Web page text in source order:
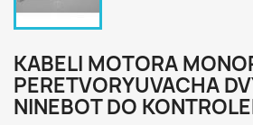
KABELI MOTORA
PERETVORYUVACHA
NINEBOT DO